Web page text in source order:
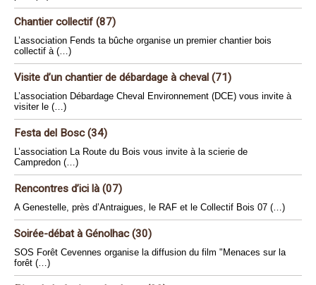
Chantier collectif (87)
L’association Fends ta bûche organise un premier chantier bois
collectif à (…)
Visite d’un chantier de débardage à cheval (71)
L’association Débardage Cheval Environnement (DCE) vous invite à
visiter le (…)
Festa del Bosc (34)
L’association La Route du Bois vous invite à la scierie de
Campredon (…)
Rencontres d’ici là (07)
A Genestelle, près d’Antraigues, le RAF et le Collectif Bois 07 (…)
Soirée-débat à Génolhac (30)
SOS Forêt Cevennes organise la diffusion du film "Menaces sur la
forêt (…)